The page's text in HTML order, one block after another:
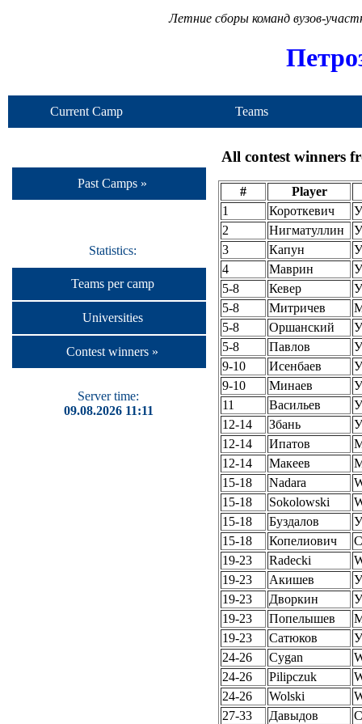
Летние сборы команд вузов-
Current Camp Teams
Past Camps »
Statistics:
Teams per camp
Universities
Contest winners »
Server time:
09.08.2026 11:11
All contest winners
#
Player
1
Короткевич
2
Нигматуллин
3
Капун
4
Маврин
5-8
Кевер
5-8
Митричев
5-8
Оршанский
5-8
Павлов
9-10
Исенбаев
9-10
Минаев
11
Васильев
12-14
Збань
12-14
Ипатов
12-14
Макеев
15-18
Nadara
15-18
Sokolowski
15-18
Буздалов
15-18
Копелиович
19-23
Radecki
19-23
Акишев
19-23
Дворкин
19-23
Попелышев
19-23
Сатюков
24-26
Cygan
24-26
Pilipczuk
24-26
Wolski
27-33
Давыдов